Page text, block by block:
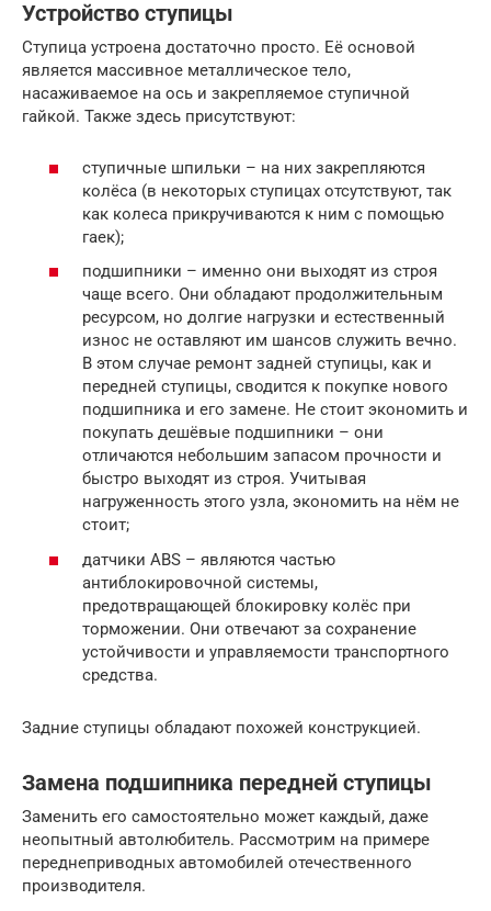
Устройство ступицы
Ступица устроена достаточно просто. Её основой
является массивное металлическое тело,
насаживаемое на ось и закрепляемое ступичной
гайкой. Также здесь присутствуют:
ступичные шпильки – на них закрепляются
колёса (в некоторых ступицах отсутствуют, так
как колеса прикручиваются к ним с помощью
гаек);
подшипники – именно они выходят из строя
чаще всего. Они обладают продолжительным
ресурсом, но долгие нагрузки и естественный
износ не оставляют им шансов служить вечно.
В этом случае ремонт задней ступицы, как и
передней ступицы, сводится к покупке нового
подшипника и его замене. Не стоит экономить и
покупать дешёвые подшипники – они
отличаются небольшим запасом прочности и
быстро выходят из строя. Учитывая
нагруженность этого узла, экономить на нём не
стоит;
датчики ABS – являются частью
антиблокировочной системы,
предотвращающей блокировку колёс при
торможении. Они отвечают за сохранение
устойчивости и управляемости транспортного
средства.
Задние ступицы обладают похожей конструкцией.
Замена подшипника передней ступицы
Заменить его самостоятельно может каждый, даже
неопытный автолюбитель. Рассмотрим на примере
переднеприводных автомобилей отечественного
производителя.